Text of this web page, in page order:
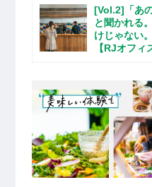
[Vol.2]「あ
と聞かれる
けじゃない
【RJオフィ